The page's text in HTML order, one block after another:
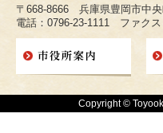
〒668-8666 兵庫県豊岡市中
電話：0796-23-1111 ファクス
Copyright ©